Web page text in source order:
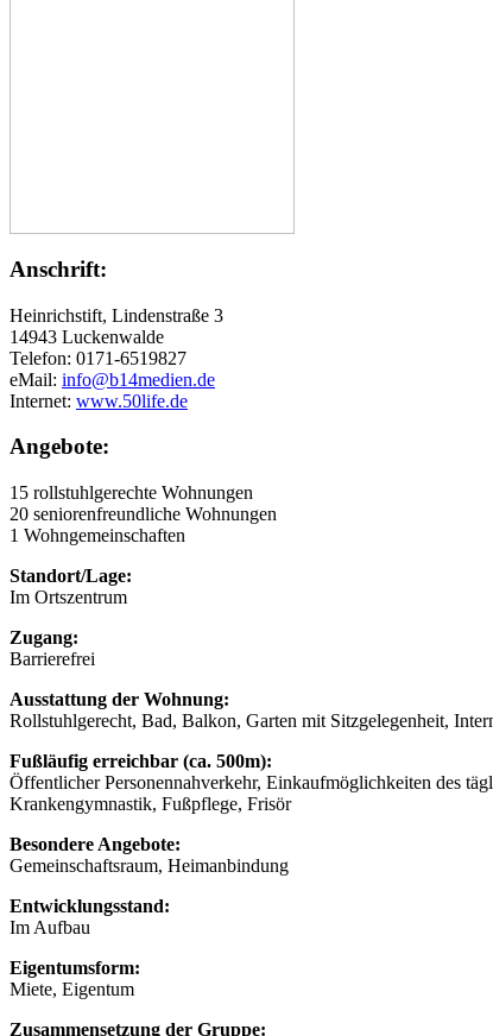
Anschrift:
Heinrichstift, Lindenstraße 3
14943 Luckenwalde
Telefon: 0171-6519827
eMail: info@b14medien.de
Internet: www.50life.de
Angebote:
15 rollstuhlgerechte Wohnungen
20 seniorenfreundliche Wohnungen
1 Wohngemeinschaften
Standort/Lage:
Im Ortszentrum
Zugang:
Barrierefrei
Ausstattung der Wohnung:
Rollstuhlgerecht, Bad, Balkon, Garten mit Sitzgelegenheit,
Fußläufig erreichbar (ca. 500m):
Öffentlicher Personennahverkehr, Einkaufmöglichkeiten des
Krankengymnastik, Fußpflege, Frisör
Besondere Angebote:
Gemeinschaftsraum, Heimanbindung
Entwicklungsstand:
Im Aufbau
Eigentumsform:
Miete, Eigentum
Zusammensetzung der Gruppe: